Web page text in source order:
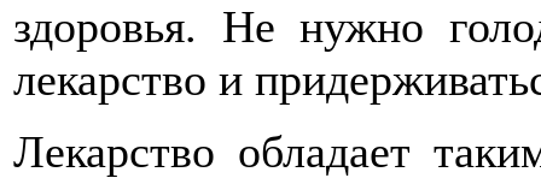
здоровья. Не нужно
лекарство и
Лекарство обладает